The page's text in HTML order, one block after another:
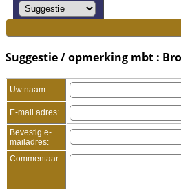
Suggestie / opmerking mbt :
Uw naam:
E-mail adres:
Bevestig e-
mailadres:
Commentaar: